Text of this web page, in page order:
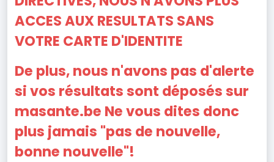
ACCES AUX RESULTATS SANS
VOTRE CARTE D'IDENTITE
De plus, nous n'avons pas d'alerte
si vos résultats sont déposés sur
masante.be Ne vous dites donc
plus jamais "pas de nouvelle,
bonne nouvelle"!